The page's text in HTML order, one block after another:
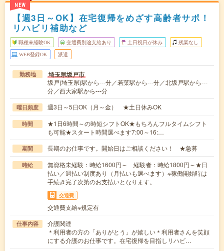
NEW
【週3日～OK】在宅復帰をめざす高齢者サポ！
リハビリ補助など
職種未経験OK 交通費別途支給あり 土日祝日が休み 残業なし
WEB登録OK 派遣
勤務地 埼玉県坂戸市
坂戸(埼玉県)駅から---分／若葉駅から---分／北坂戸駅から---
分／西大家駅から---分
曜日頻度 週3日～5日OK（月～金） ★土日休みOK
時間
★1日6時間～の時短シフトOK★もちろんフルタイムシフト
も可能★スタート時間選べます7:00～16:…
期間 長期のお仕事です。開始日はご相談ください！ ★急募
時給
無資格未経験：時給1600円～ 経験者：時給1800円～★日
払い／週払い制度あり（月払いも選べます）※稼働開始時は
手続き完了次第のお支払いとなります。
交通費
交通費支給※規定有
仕事内容
介護関連
＊利用者の方の「ありがとう」が嬉しい＊利用者さんを笑顔
にする介護のお仕事です。在宅復帰を目指しリハビ…